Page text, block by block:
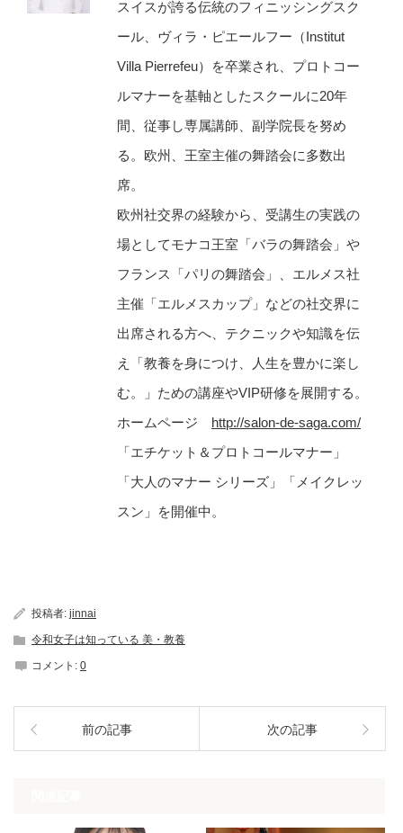
スイスが誇る伝統のフィニッシングスク
ール、ヴィラ・ピエールフー（Institut
Villa Pierrefeu）を卒業され、プロトコー
ルマナーを基軸としたスクールに20年
間、従事し専属講師、副学院長を努め
る。欧州、王室主催の舞踏会に多数出
席。
欧州社交界の経験から、受講生の実践の
場としてモナコ王室「バラの舞踏会」や
フランス「パリの舞踏会」、エルメス社
主催「エルメスカップ」などの社交界に
出席される方へ、テクニックや知識を伝
え「教養を身につけ、人生を豊かに楽し
む。」ための講座やVIP研修を展開する。
ホームページ http://salon-de-saga.com/
「エチケット＆プロトコールマナー」
「大人のマナー シリーズ」「メイクレッ
スン」を開催中。
投稿者: jinnai
令和女子は知っている 美・教養
コメント: 0
前の記事 次の記事